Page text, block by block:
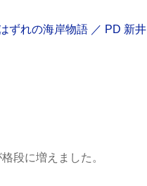
段に増えました。